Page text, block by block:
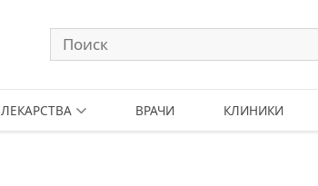
ЛЕКАРСТВА ВРАЧИ КЛИНИКИ